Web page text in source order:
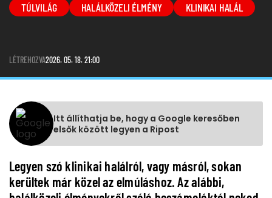
TÚLVILÁG HALÁLKÖZELI ÉLMÉNY KLINIKAI HALÁL
LÉTREHOZVA2026. 05. 18. 21:00
Itt állíthatja be, hogy a Google keresőben
elsők között legyen a Ripost
Legyen szó klinikai halálról, vagy másról, sokan
kerültek már közel az elmúláshoz. Az alábbi,